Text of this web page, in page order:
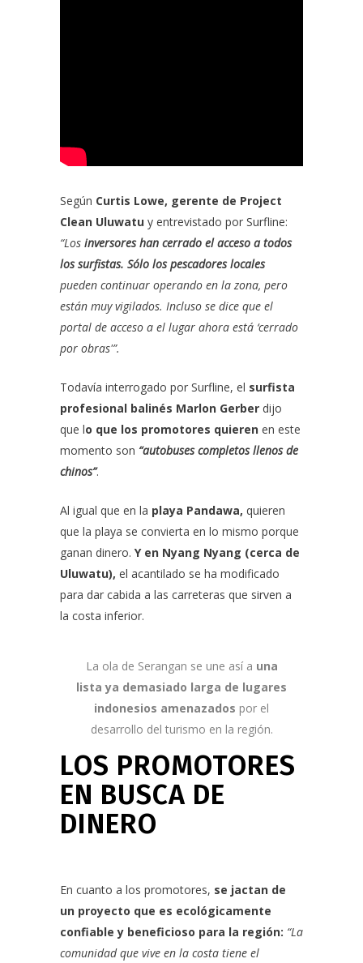
Según Curtis Lowe, gerente de Project
Clean Uluwatu y entrevistado por Surfline:
“Los inversores han cerrado el acceso a todos
los surfistas. Sólo los pescadores locales
pueden continuar operando en la zona, pero
están muy vigilados. Incluso se dice que el
portal de acceso a el lugar ahora está ‘cerrado
por obras'”.
Todavía interrogado por Surfline, el surfista
profesional balinés Marlon Gerber dijo
que lo que los promotores quieren en este
momento son “autobuses completos llenos de
chinos”.
Al igual que en la playa Pandawa, quieren
que la playa se convierta en lo mismo porque
ganan dinero. Y en Nyang Nyang (cerca de
Uluwatu), el acantilado se ha modificado
para dar cabida a las carreteras que sirven a
la costa inferior.
La ola de Serangan se une así a una
lista ya demasiado larga de lugares
indonesios amenazados por el
desarrollo del turismo en la región.
LOS PROMOTORES
EN BUSCA DE
DINERO
En cuanto a los promotores, se jactan de
un proyecto que es ecológicamente
confiable y beneficioso para la región: “La
comunidad que vive en la costa tiene el